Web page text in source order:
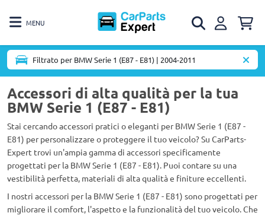
MENU
Filtrato per BMW Serie 1 (E87 - E81) | 2004-2011
Accessori di alta qualità per la tua
BMW Serie 1 (E87 - E81)
Stai cercando accessori pratici o eleganti per BMW Serie 1 (E87 -
E81) per personalizzare o proteggere il tuo veicolo? Su CarParts-
Expert trovi un'ampia gamma di accessori specificamente
progettati per la BMW Serie 1 (E87 - E81). Puoi contare su una
vestibilità perfetta, materiali di alta qualità e finiture eccellenti.
I nostri accessori per la BMW Serie 1 (E87 - E81) sono progettati per
migliorare il comfort, l'aspetto e la funzionalità del tuo veicolo. Che